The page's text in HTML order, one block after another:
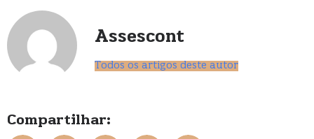
Assescont
Todos os artigos deste autor
Compartilhar: